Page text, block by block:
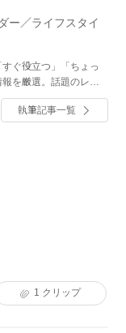
ー／ライフスタイ
ぐ役立つ」「ちょっ
を厳選。話題のレシ
報、ファッション、イ
ど、くらしに関する
執筆記事一覧
1 クリップ